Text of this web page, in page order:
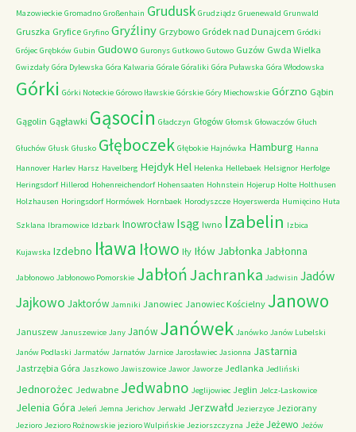
Mazowieckie Gromadno Großenhain Grudusk Grudziądz Gruenewald Grunwald
Gruszka Gryfice Gryfino Gryźliny Grzybowo Gródek nad Dunajcem Gródki
Grójec Grębków Gubin Gudowo Guronys Gutkowo Gutowo Guzów Gwda Wielka
Gwizdały Góra Dylewska Góra Kalwaria Górale Góraliki Góra Puławska Góra Włodowska
Górki Górki Noteckie Górowo Iławskie Górskie Góry Miechowskie Górzno Gąbin
Gągolin Gągławki Gąsocin Gładczyn Głogów Głomsk Głowaczów Głuch
Głuchów Głusk Głusko Głęboczek Głębokie Hajnówka Hamburg Hanna
Hannover Harlev Harsz Havelberg HejdykHel Helenka Hellebaek Helsignor Herfolge
Heringsdorf Hillerod Hohenreichendorf Hohensaaten Hohnstein Hojerup Holte Holthusen
Holzhausen Horingsdorf Hormówek Hornbaek Horodyszcze Hoyerswerda Humięcino Huta
Szklana Ibramowice Idzbark Inowrocław Isąg Iwno Izabelin Izbica
Kujawska Izdebno Iława Iłowo Iły Iłów Jabłonka Jabłonna
Jabłonowo Jabłonowo Pomorskie JabłońJachranka Jadwisin Jadów
Jajkowo Jaktorów Jamniki Janowiec Janowiec Kościelny Janowo
Januszew Januszewice Jany Janów Janówek Janówko Janów Lubelski
Janów Podlaski Jarmatów Jarnatów Jarnice Jarosławiec Jasionna Jastarnia
Jastrzębia Góra Jaszkowo Jawiszowice Jawor Jaworze Jedlanka Jedliński
Jednorożec Jedwabne Jedwabno Jeglijowiec Jeglin Jelcz-Laskowice
Jelenia Góra Jeleń Jemna Jerichov Jerwałd Jerzwałd Jezierzyce Jeziorany
Jezioro Jezioro Rożnowskie jezioro Wulpińskie Jeziorszczyzna Jeże Jeżewo Jeżów